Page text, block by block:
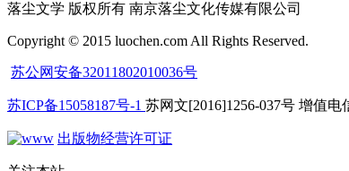
落尘文学 版权所有 南京落尘文化传媒有限公司
Copyright © 2015 luochen.com All Rights Reserved.
苏公网安备32011802010036号
苏ICP备15058187号-1 苏网文[2016]1256-037号 增值电
出版物经营许可证